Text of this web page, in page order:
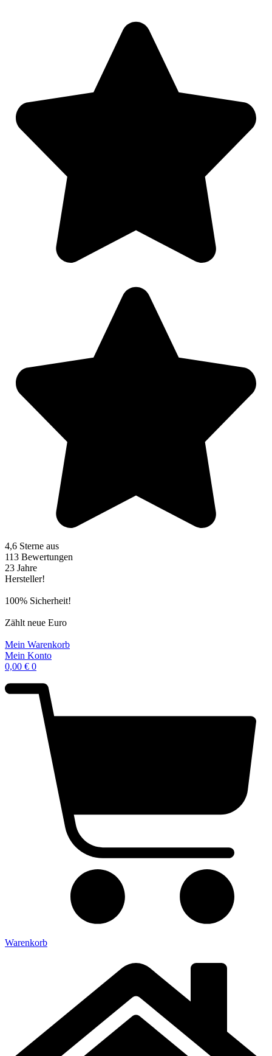
4,6 Sterne aus
113 Bewertungen
23 Jahre
Hersteller!
100% Sicherheit!
Zählt neue Euro
Mein Warenkorb
Mein Konto
0,00 € 0
Warenkorb